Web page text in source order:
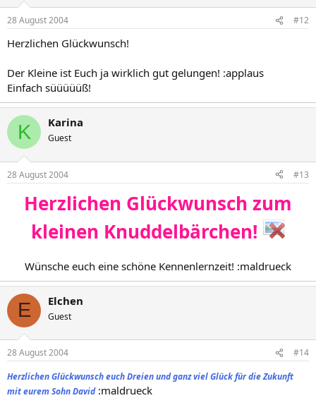
28 August 2004 #12
Herzlichen Glückwunsch!
Der Kleine ist Euch ja wirklich gut gelungen! :applaus
Einfach süüüüüß!
K Karina
Guest
28 August 2004 #13
Herzlichen Glückwunsch zum
kleinen Knuddelbärchen!
Wünsche euch eine schöne Kennenlernzeit! :maldrueck​
E Elchen
Guest
28 August 2004
#14
Herzlichen Glückwunsch euch Dreien und ganz viel Glück für die Zukunft
mit eurem Sohn David:maldrueck